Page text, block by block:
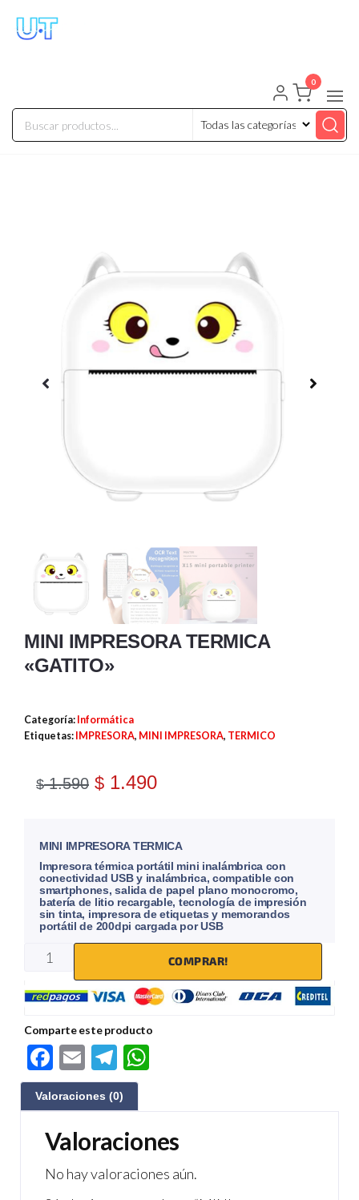
0
MINI IMPRESORA TERMICA
«GATITO»
Categoría: Informática
Etiquetas: IMPRESORA, MINI IMPRESORA, TERMICO
$1.590 $ 1.490
MINI IMPRESORA TERMICA
Impresora térmica portátil mini inalámbrica con
conectividad USB y inalámbrica, compatible con
smartphones, salida de papel plano monocromo,
batería de litio recargable, tecnología de impresión
sin tinta, impresora de etiquetas y memorandos
portátil de 200dpi cargada por USB
COMPRAR!
Comparte este producto
F
ac
e
b
o
o
E
m
ail
Te
le
gr
a
m
s
A
p
Valoraciones (0)
Valoraciones
No hay valoraciones aún.